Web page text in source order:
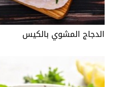
الدجاج المشوي بالكيس